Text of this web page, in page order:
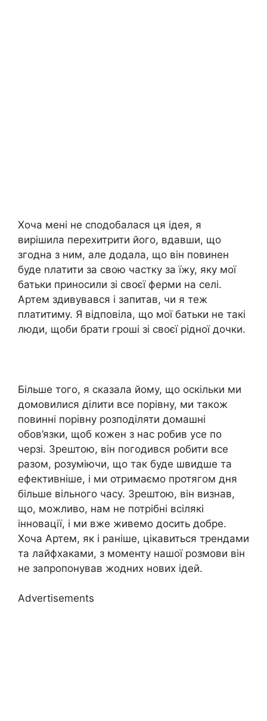
Хоча мені не сподобалася ця ідея, я
вирішила перехитрити його, вдавши, що
згодна з ним, але додала, що він повинен
буде nлатити за свою частку за їжу, яку мої
батьки приносили зі своєї ферми на селі.
Артем здивувався і запитав, чи я теж
платитиму. Я відповіла, що мої батьки не такі
люди, щоби брати гроші зі своєї рідної дочки.
Більше того, я сказала йому, що оскільки ми
домовилися ділити все порівну, ми також
повинні порівну розподіляти домашні
обов’язки, щоб кожен з нас робив усе по
черзі. Зрештою, він погодився робити все
разом, розуміючи, що так буде швидше та
ефективніше, і ми отримаємо протягом дня
більше вільного часу. Зрештою, він визнав,
що, можливо, нам не потрібні всілякі
інновації, і ми вже живемо досить добре.
Хоча Артем, як і раніше, цікавиться трендами
та лайфхаками, з моменту нашої розмови він
не запропонував жодних нових ідей.
Advertisements